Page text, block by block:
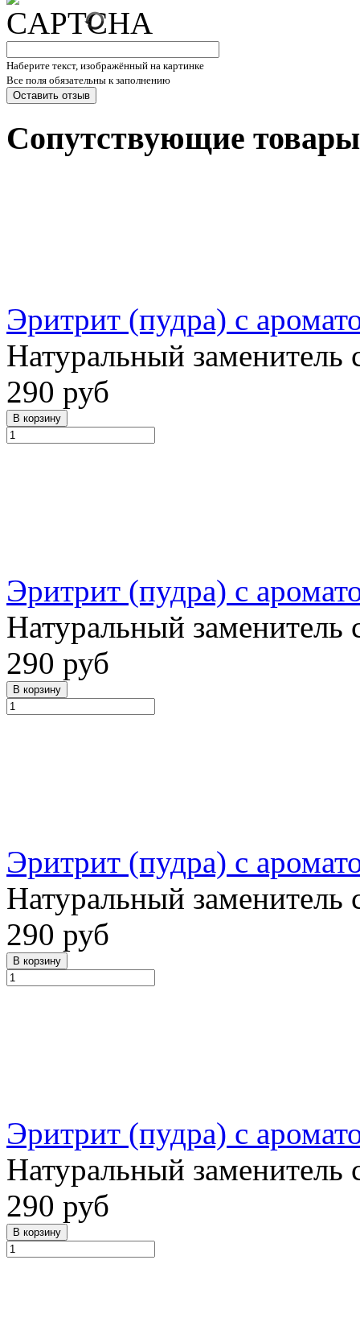
Наберите текст, изображённый на картинке
Все поля обязательны к заполнению
Сопутствующие товары
Эритрит (пудра) с
Натуральный заменитель
290 руб
Эритрит (пудра) с
Натуральный заменитель
290 руб
Эритрит (пудра) с
Натуральный заменитель
290 руб
Эритрит (пудра) с
Натуральный заменитель
290 руб